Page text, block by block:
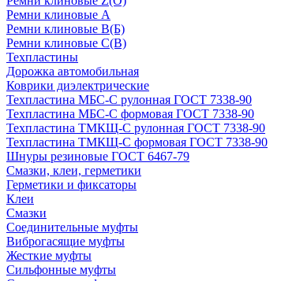
Ремни клиновые А
Ремни клиновые В(Б)
Ремни клиновые С(В)
Техпластины
Дорожка автомобильная
Коврики диэлектрические
Техпластина МБС-С рулонная ГОСТ 7338-90
Техпластина МБС-С формовая ГОСТ 7338-90
Техпластина ТМКЩ-С рулонная ГОСТ 7338-90
Техпластина ТМКЩ-С формовая ГОСТ 7338-90
Шнуры резиновые ГОСТ 6467-79
Смазки, клеи, герметики
Герметики и фиксаторы
Клеи
Смазки
Соединительные муфты
Виброгасящие муфты
Жесткие муфты
Сильфонные муфты